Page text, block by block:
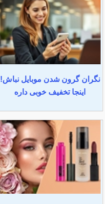
نگران گرون شدن موبایل نباش!
اینجا تخفیف خوبی داره